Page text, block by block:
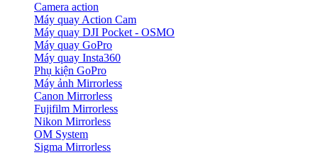
Camera action
Máy quay Action Cam
Máy quay DJI Pocket - OSMO
Máy quay GoPro
Máy quay Insta360
Phụ kiện GoPro
Máy ảnh Mirrorless
Canon Mirrorless
Fujifilm Mirrorless
Nikon Mirrorless
OM System
Sigma Mirrorless